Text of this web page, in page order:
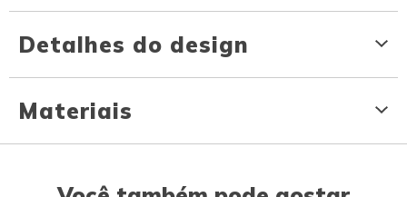
Detalhes do design
Materiais